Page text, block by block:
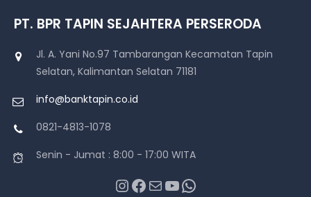
PT. BPR TAPIN SEJAHTERA PERSERODA
Jl. A. Yani No.97 Tambarangan Kecamatan Tapin
Selatan, Kalimantan Selatan 71181
info@banktapin.co.id
0821-4813-1078
Senin - Jumat : 8:00 - 17:00 WITA
InstagramFacebook Mail YouTube WhatsApp